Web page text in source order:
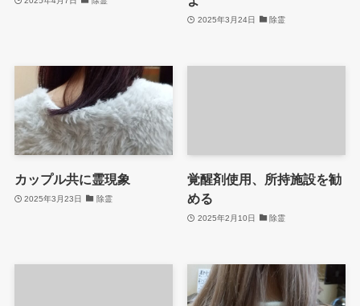
2025年3月24日 除霊
カップル共に霊現象
2025年3月23日 除霊
覚醒剤使用、所持施設を勧
める
2025年2月10日 除霊